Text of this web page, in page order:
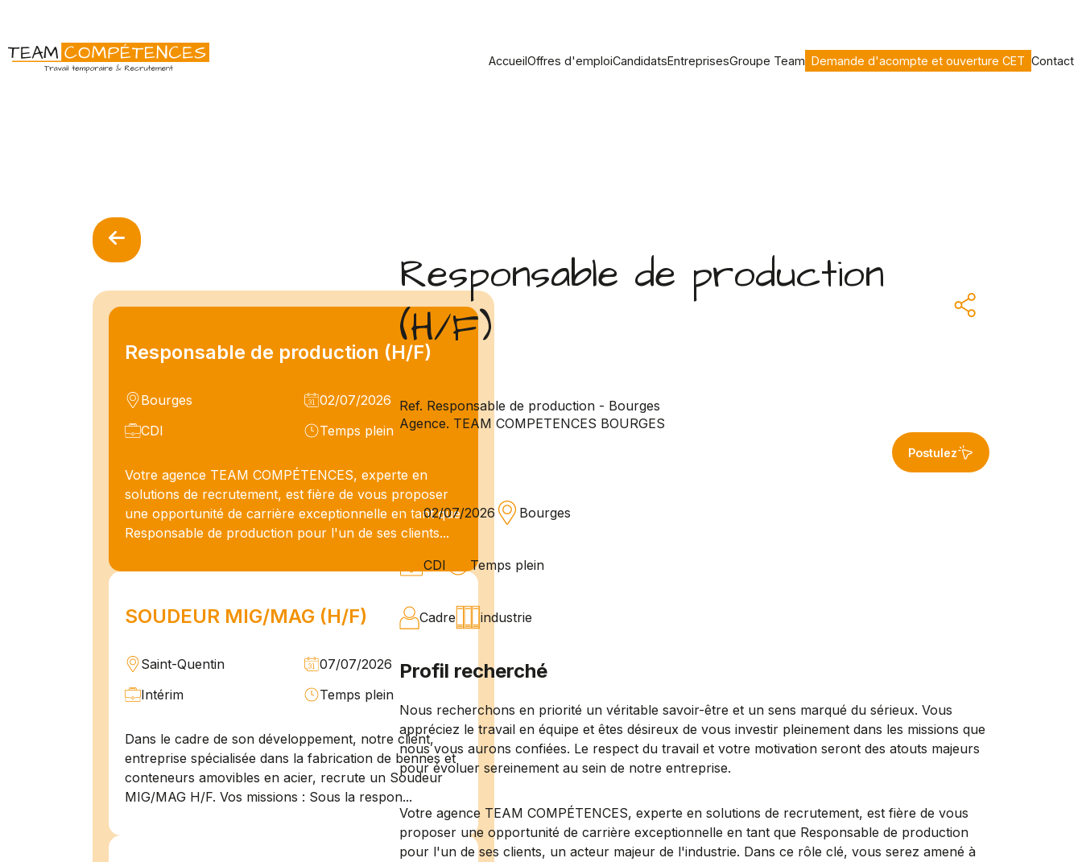
AccueilOffres d'emploiCandidatsEntreprisesGroupe Team Demande d'acompte et ouverture CET Contact
Responsable de production (H/F)
Bourges
02/07/2026
CDI
Temps plein
Votre agence TEAM COMPÉTENCES, experte en
solutions de recrutement, est fière de vous proposer
une opportunité de carrière exceptionnelle en tant que
Responsable de production pour l'un de ses clients...
SOUDEUR MIG/MAG (H/F)
Saint-Quentin
07/07/2026
Intérim
Temps plein
Dans le cadre de son développement, notre client,
entreprise spécialisée dans la fabrication de bennes et
conteneurs amovibles en acier, recrute un Soudeur
MIG/MAG H/F. Vos missions : Sous la respon...
Responsable de production
(H/F)
Ref. Responsable de production - Bourges
Agence. TEAM COMPETENCES BOURGES
Postulez
02/07/2026 Bourges
CDI Temps plein
Cadre industrie
Profil recherché
Nous recherchons en priorité un véritable savoir-être et un sens marqué du sérieux. Vous
appréciez le travail en équipe et êtes désireux de vous investir pleinement dans les missions que
nous vous aurons confiées. Le respect du travail et votre motivation seront des atouts majeurs
pour évoluer sereinement au sein de notre entreprise.
Votre agence TEAM COMPÉTENCES, experte en solutions de recrutement, est fière de vous
proposer une opportunité de carrière exceptionnelle en tant que Responsable de production
pour l'un de ses clients, un acteur majeur de l'industrie. Dans ce rôle clé, vous serez amené à